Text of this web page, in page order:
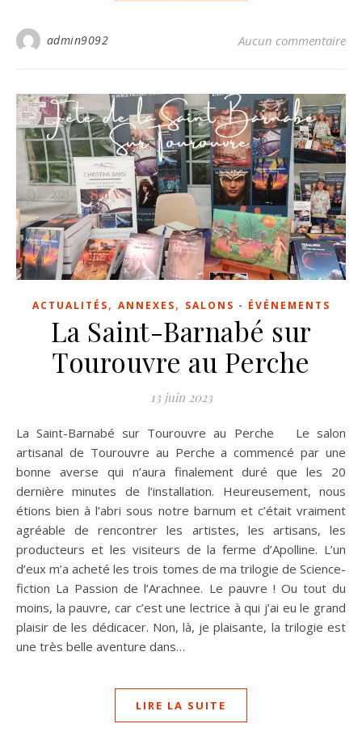
admin9092 Aucun commentaire
ACTUALITÉS, ANNEXES, SALONS - ÉVÉNEMENTS
La Saint-Barnabé sur
Tourouvre au Perche
13 juin 2023
La Saint-Barnabé sur Tourouvre au Perche Le salon
artisanal de Tourouvre au Perche a commencé par une
bonne averse qui n’aura finalement duré que les 20
dernière minutes de l’installation. Heureusement, nous
étions bien à l’abri sous notre barnum et c’était vraiment
agréable de rencontrer les artistes, les artisans, les
producteurs et les visiteurs de la ferme d’Apolline. L’un
d’eux m’a acheté les trois tomes de ma trilogie de Science-
fiction La Passion de l’Arachnee. Le pauvre ! Ou tout du
moins, la pauvre, car c’est une lectrice à qui j’ai eu le grand
plaisir de les dédicacer. Non, là, je plaisante, la trilogie est
une très belle aventure dans…
LIRE LA SUITE